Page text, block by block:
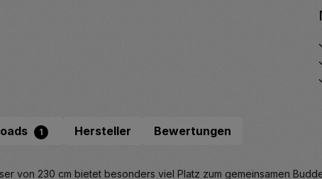
1 Hersteller Bewertungen
von 230 cm bietet besonders viel Platz zum gemeinsamen